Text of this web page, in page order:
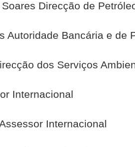
Direcção de
Autoridade Bancária e de
dos Serviços
Internacional
Internacional